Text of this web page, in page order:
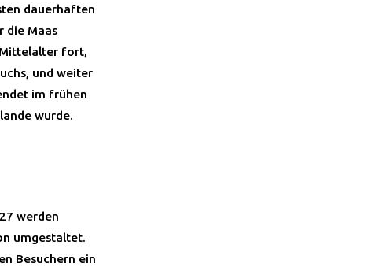
dauerhaften
die Maas
Mittelalter fort,
und weiter
im frühen
wurde.
werden
umgestaltet.
Besuchern ein